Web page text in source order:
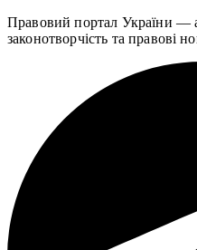
Правовий портал України —
законотворчість та правові